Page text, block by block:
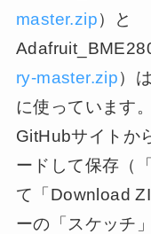
master.zip）と
ry-master.zip）
に使っています。
GitHubサイトか
ードして保存（
て「Download
ーの「スケッチ